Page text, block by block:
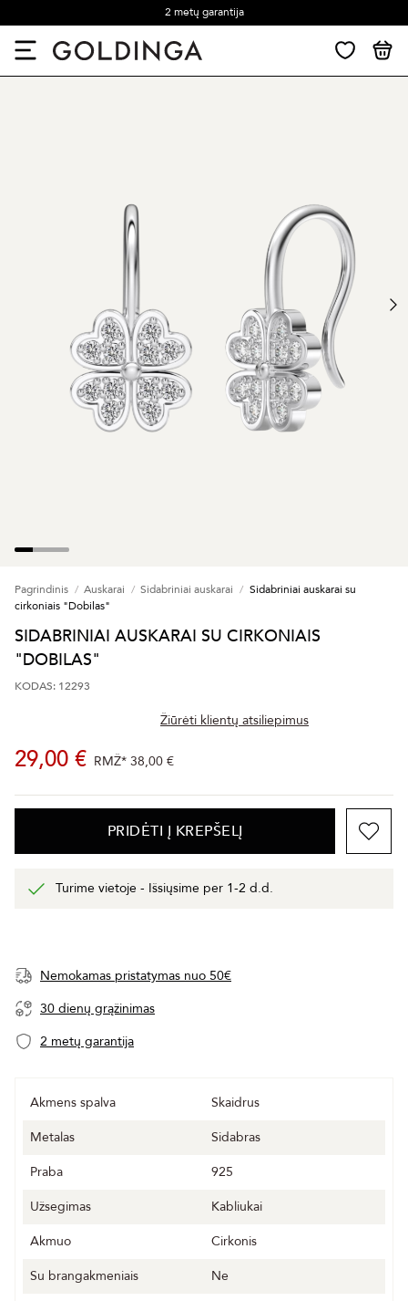
2 metų garantija
Pagrindinis Auskarai Sidabriniai auskarai
Sidabriniai auskarai su
cirkoniais "Dobilas"
SIDABRINIAI AUSKARAI SU CIRKONIAIS
"DOBILAS"
KODAS: 12293
Žiūrėti klientų atsiliepimus
29,00 € RMŽ* 38,00 €
PRIDĖTI Į KREPŠELĮ
Turime vietoje - Išsiųsime per 1-2 d.d.
Nemokamas pristatymas nuo 50€
30 dienų grąžinimas
2 metų garantija
Akmens spalva
Skaidrus
Metalas
Sidabras
Praba
925
Užsegimas
Kabliukai
Akmuo
Cirkonis
Su brangakmeniais
Ne